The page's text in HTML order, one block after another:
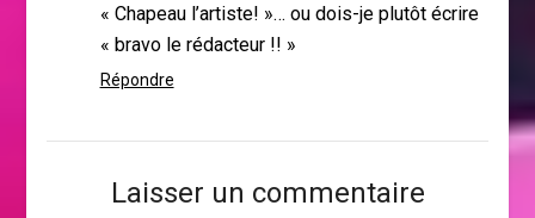
« Chapeau l’artiste! »… ou dois-je plutôt écrire
« bravo le rédacteur !! »
Répondre
Laisser un commentaire